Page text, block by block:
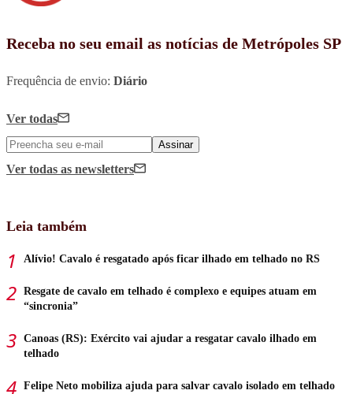
Receba no seu email as notícias de Metrópoles SP
Frequência de envio: Diário
Ver todas
Assinar
Ver todas as newsletters
Leia também
Alívio! Cavalo é resgatado após ficar ilhado em telhado no RS
Resgate de cavalo em telhado é complexo e equipes atuam em
“sincronia”
Canoas (RS): Exército vai ajudar a resgatar cavalo ilhado em
telhado
Felipe Neto mobiliza ajuda para salvar cavalo isolado em telhado